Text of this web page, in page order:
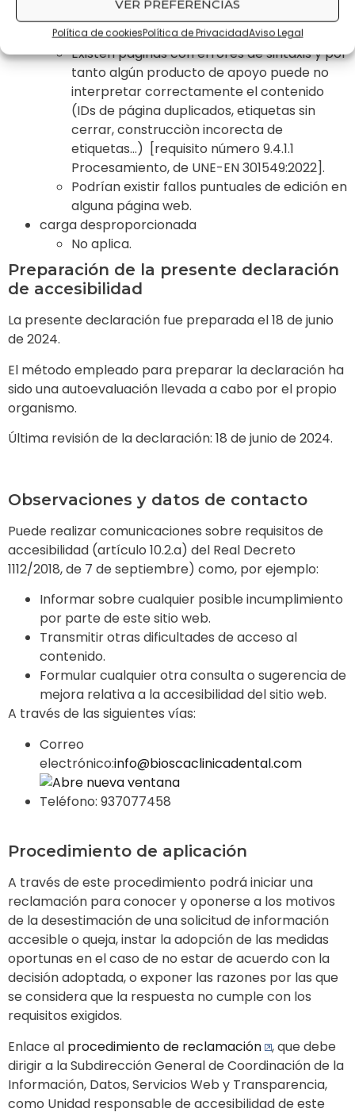
VER PREFERENCIAS
Política de cookiesPolítica de PrivacidadAviso Legal
errores, de UNE-EN 301549:2022].
Existen páginas con errores de sintaxis y por
tanto algún producto de apoyo puede no
interpretar correctamente el contenido
(IDs de página duplicados, etiquetas sin
cerrar, construcciòn incorecta de
etiquetas…) [requisito número 9.4.1.1
Procesamiento, de UNE-EN 301549:2022].
Podrían existir fallos puntuales de edición en
alguna página web.
carga desproporcionada
No aplica.
Preparación de la presente declaración
de accesibilidad
La presente declaración fue preparada el 18 de junio
de 2024.
El método empleado para preparar la declaración ha
sido una autoevaluación llevada a cabo por el propio
organismo.
Última revisión de la declaración: 18 de junio de 2024.
Observaciones y datos de contacto
Puede realizar comunicaciones sobre requisitos de
accesibilidad (artículo 10.2.a) del Real Decreto
1112/2018, de 7 de septiembre) como, por ejemplo:
Informar sobre cualquier posible incumplimiento
por parte de este sitio web.
Transmitir otras dificultades de acceso al
contenido.
Formular cualquier otra consulta o sugerencia de
mejora relativa a la accesibilidad del sitio web.
A través de las siguientes vías:
Correo
electrónico:info@bioscaclinicadental.com
Teléfono: 937077458
Procedimiento de aplicación
A través de este procedimiento podrá iniciar una
reclamación para conocer y oponerse a los motivos
de la desestimación de una solicitud de información
accesible o queja, instar la adopción de las medidas
oportunas en el caso de no estar de acuerdo con la
decisión adoptada, o exponer las razones por las que
se considera que la respuesta no cumple con los
requisitos exigidos.
Enlace al procedimiento de reclamación , que debe
dirigir a la Subdirección General de Coordinación de la
Información, Datos, Servicios Web y Transparencia,
como Unidad responsable de accesibilidad de este